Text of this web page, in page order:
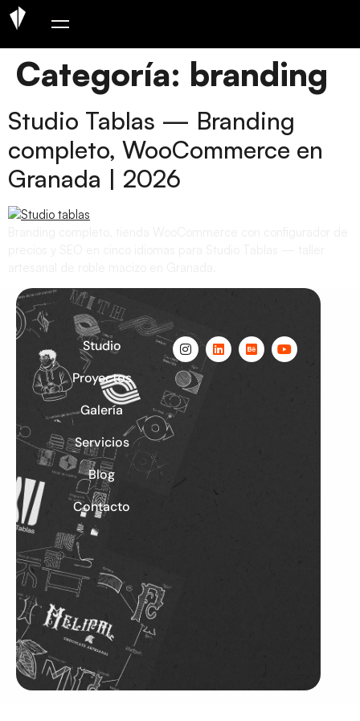
Categoría: branding
Studio Tablas — Branding
completo, WooCommerce en
Granada | 2026
Studio
Proyectos
Galería
Servicios
Blog
Contacto